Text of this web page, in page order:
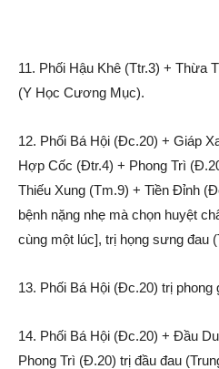
11. Phối Hậu Khê (Ttr.3) + Thừa
(Y Học Cương Mục).
12. Phối Bá Hội (Đc.20) + Giáp
Hợp Cốc (Đtr.4) + Phong Trì
Thiếu Xung (Tm.9) + Tiền Đỉnh
bệnh nặng nhẹ mà chọn huyệt
cùng một lúc], trị họng sưng đau
13. Phối Bá Hội (Đc.20) trị phong
14. Phối Bá Hội (Đc.20) + Đầu
Phong Trì (Đ.20) trị đầu đau